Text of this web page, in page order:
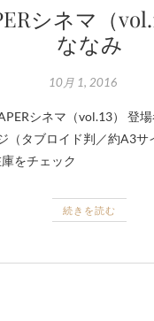
シネマ（
ななみ
10月 1, 2016
シネマ（vol.13） 登
（タブロイド判／約A3
をチェック
続きを読む